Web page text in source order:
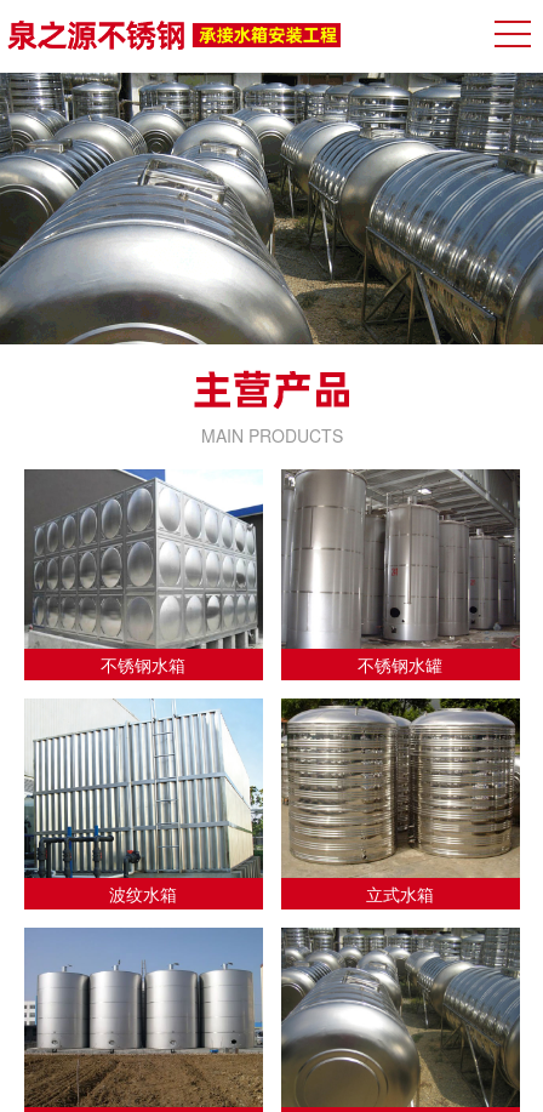
MAIN PRODUCTS
不锈钢水箱 不锈钢水罐
波纹水箱 立式水箱